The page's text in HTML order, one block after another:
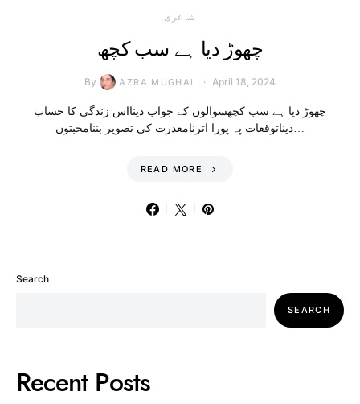
شاعری
چھوڑ دیا ہے سب کچھ
By AZRA MUGHAL April 18, 2024
چھوڑ دیا ہے سب کچھسوالوں کے جواب دینااس زندگی کا حساب
READ MORE
Search
SEARCH
Recent Posts